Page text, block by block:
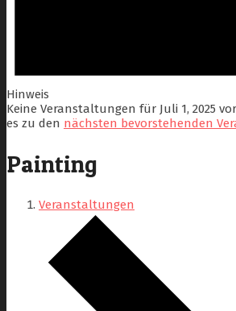
Hinweis
Keine Veranstaltungen für Juli 1, 2025
es zu den nächsten bevorstehenden
Painting
Veranstaltungen